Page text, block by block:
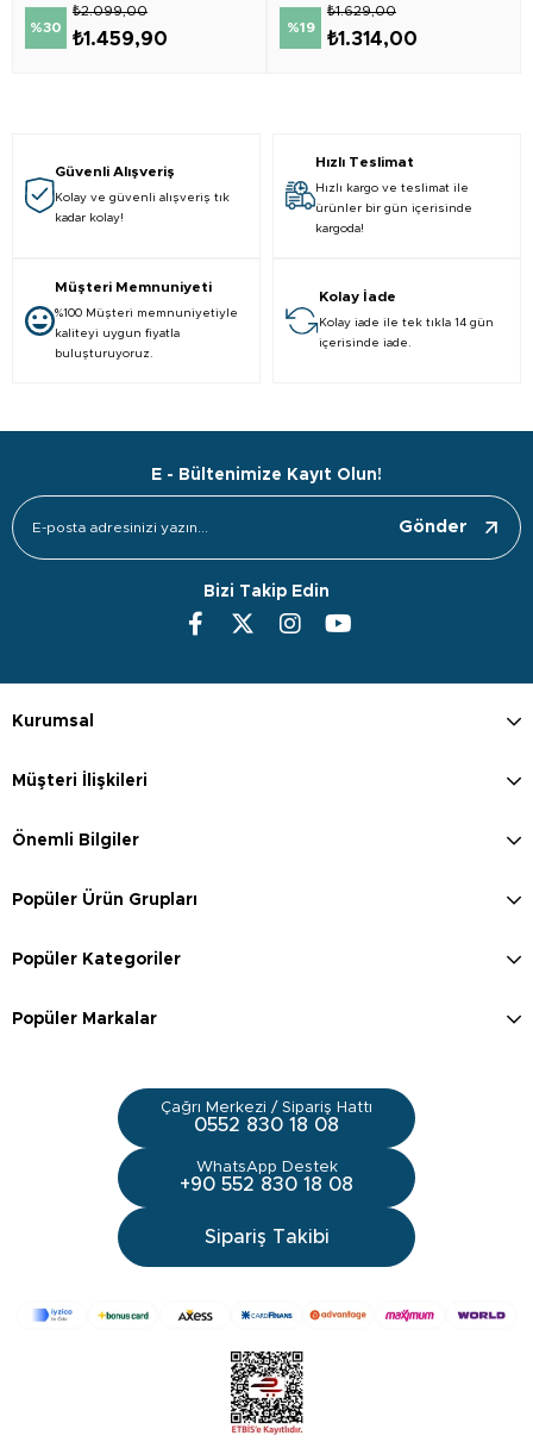
%30
₺1.459,90
₺2.099,00
%19
₺1.314,00
₺1.629,00
Güvenli Alışveriş
Kolay ve güvenli alışveriş tık
kadar kolay!
Hızlı Teslimat
Hızlı kargo ve teslimat ile
ürünler bir gün içerisinde
kargoda!
Müşteri Memnuniyeti
%100 Müşteri memnuniyetiyle
kaliteyi uygun fiyatla
buluşturuyoruz.
Kolay İade
Kolay iade ile tek tıkla 14 gün
içerisinde iade.
E - Bültenimize Kayıt Olun!
Gönder
Bizi Takip Edin
Kurumsal
Müşteri İlişkileri
Önemli Bilgiler
Popüler Ürün Grupları
Popüler Kategoriler
Popüler Markalar
Çağrı Merkezi / Sipariş Hattı
0552 830 18 08
WhatsApp Destek
+90 552 830 18 08
Sipariş Takibi